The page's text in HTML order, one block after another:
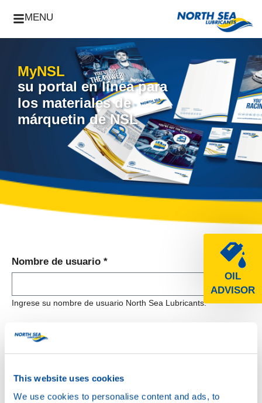
This website uses cookies
We use cookies to personalise content and ads, to
MENU
OIL
ADVISOR
MyNSL
su portal en línea para
los materiales de
márquetin de NSL
Nombre de usuario *
Contraseña *